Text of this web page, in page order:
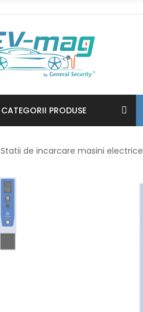
CATEGORII PRODUSE
Statii de incarcare masini electrice